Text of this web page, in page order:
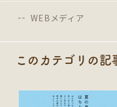
WEBメディア
このカテゴリの記